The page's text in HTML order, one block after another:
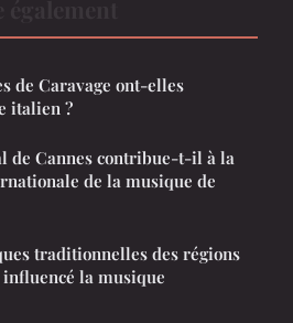
de Caravage ont-elles
italien ?
de Cannes contribue-t-il à la
de la musique de
traditionnelles des régions
la musique